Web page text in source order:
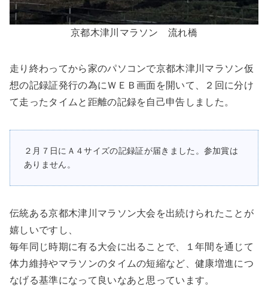
京都木津川マラソン 流れ橋
走り終わってから家のパソコンで京都木津川マラソン仮
想の記録証発行の為にＷＥＢ画面を開いて、２回に分け
て走ったタイムと距離の記録を自己申告 しました。
２月７日にＡ４サイズの記録証が届きました。参加賞は
ありません。
伝統ある京都木津川マラソン大会を出続けられた ことが
嬉しいですし、
毎年同じ時期に有る大会に出ることで、
１年間を通じて
体力維持やマラソンのタイムの短縮など、健康増進につ
なげる基準になって良いなあと思っています。